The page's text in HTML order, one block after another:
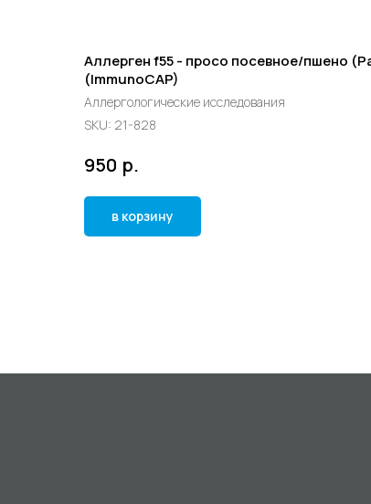
Аллерген f55 - просо посевное/пшено
(ImmunoCAP)
Аллергологические исследования
SKU: 21-828
950 р.
в корзину